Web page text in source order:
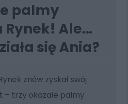
palmy
Rynek! Ale…
się Ania?
znów zyskał swój
trzy okazałe palmy